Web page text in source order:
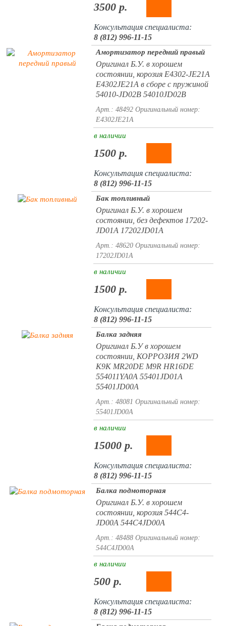
3500 р.
Консультация специалиста:
8 (812) 996-11-15
Амортизатор передний правый
Оригинал Б.У. в хорошем
состоянии, корозия E4302-JE21A
E4302JE21A в сборе с пружиной
54010-JD02B 54010JD02B
Арт.: 48492 Оригинальный номер:
E4302JE21A
в наличии
1500 р.
Консультация специалиста:
8 (812) 996-11-15
Бак топливный
Оригинал Б.У. в хорошем
состоянии, без дефектов 17202-
JD01A 17202JD01A
Арт.: 48620 Оригинальный номер:
17202JD01A
в наличии
1500 р.
Консультация специалиста:
8 (812) 996-11-15
Балка задняя
Оригинал Б.У в хорошем
состоянии, КОРРОЗИЯ 2WD
K9K MR20DE M9R HR16DE
554011YA0A 55401JD01A
55401JD00A
Арт.: 48081 Оригинальный номер:
55401JD00A
в наличии
15000 р.
Консультация специалиста:
8 (812) 996-11-15
Балка подмоторная
Оригинал Б.У. в хорошем
состоянии, корозия 544C4-
JD00A 544C4JD00A
Арт.: 48488 Оригинальный номер:
544C4JD00A
в наличии
500 р.
Консультация специалиста:
8 (812) 996-11-15